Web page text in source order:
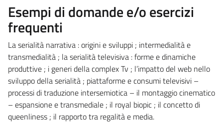
Esempi di domande e/o esercizi
frequenti
La serialità narrativa : origini e sviluppi ; intermedialità e
transmedialità ; la serialità televisiva : forme e dinamiche
produttive ; i generi della complex Tv ; l’impatto del web nello
sviluppo della serialità ; piattaforme e consumi televisivi –
processi di traduzione intersemiotica – il montaggio cinematico
– espansione e transmediale ; il royal biopic ; il concetto di
queenliness ; il rapporto tra regalità e media.